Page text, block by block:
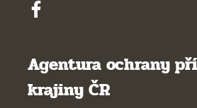
Agentura ochrany
krajiny ČR